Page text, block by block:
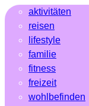
aktivitäten
reisen
lifestyle
familie
fitness
freizeit
wohlbefinden